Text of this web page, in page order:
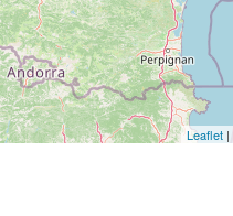
Leaflet |